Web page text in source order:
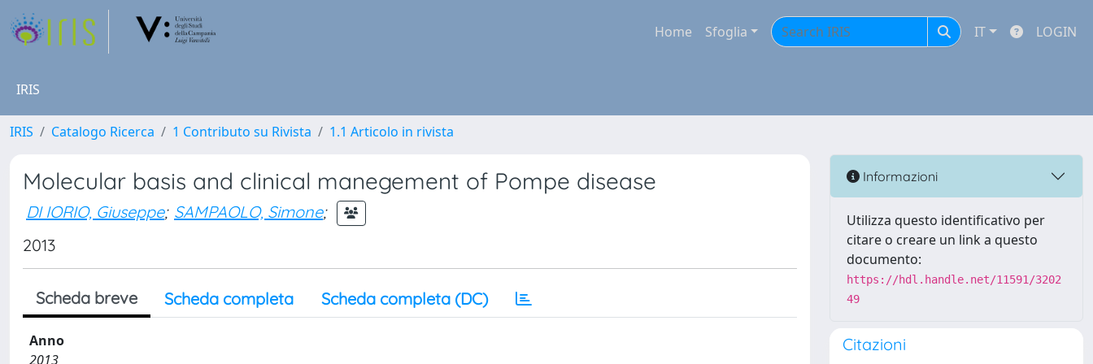
Home Sfoglia IT LOGIN
IRIS
IRIS Catalogo Ricerca 1 Contributo su Rivista 1.1 Articolo in rivista
Molecular basis and clinical manegement of Pompe disease
DI IORIO, Giuseppe; SAMPAOLO, Simone;
2013
Scheda breve Scheda completa Scheda completa (DC)
Anno
2013
Informazioni
Utilizza questo identificativo per
citare o creare un link a questo
documento:
https://hdl.handle.net/11591/3202
49
Citazioni